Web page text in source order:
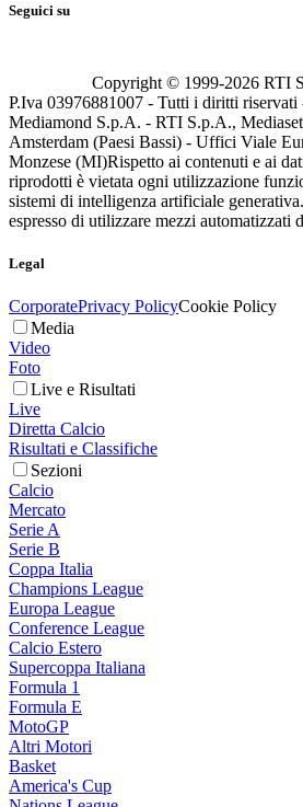
Seguici su
Copyright © 1999-2026 RTI
P.Iva 03976881007 - Tutti i diritti riservati
Mediamond S.p.A. - RTI S.p.A.,
Amsterdam (Paesi Bassi) - Uffici Viale
Monzese (MI)Rispetto ai contenuti e ai
riprodotti è vietata ogni utilizzazione
sistemi di intelligenza artificiale
espresso di utilizzare mezzi automatizzati
Legal
CorporatePrivacy PolicyCookie Policy
Media
Video
Foto
Live e Risultati
Live
Diretta Calcio
Risultati e Classifiche
Sezioni
Calcio
Mercato
Serie A
Serie B
Coppa Italia
Champions League
Europa League
Conference League
Calcio Estero
Supercoppa Italiana
Formula 1
Formula E
MotoGP
Altri Motori
Basket
America's Cup